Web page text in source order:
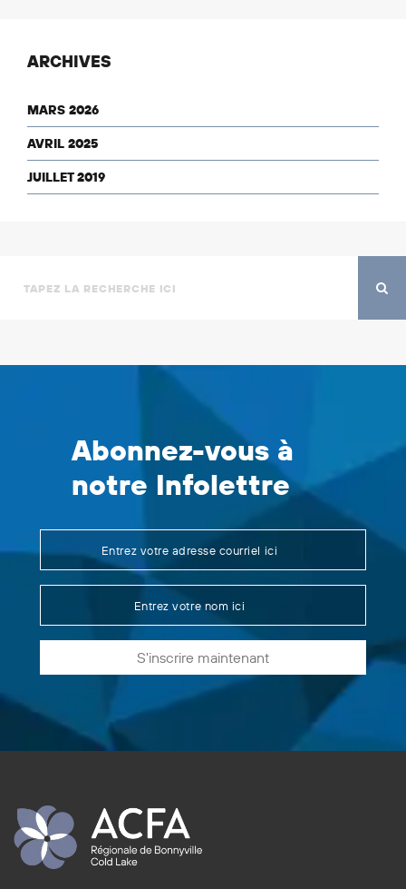
ARCHIVES
MARS 2026
AVRIL 2025
JUILLET 2019
Abonnez-vous à
notre Infolettre
S'inscrire maintenant